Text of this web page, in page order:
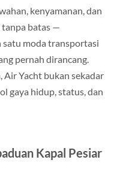
kenyamanan, dan
tanpa batas —
satu moda transportasi
pernah dirancang.
Yacht bukan sekadar
gaya hidup, status, dan
Kapal Pesiar